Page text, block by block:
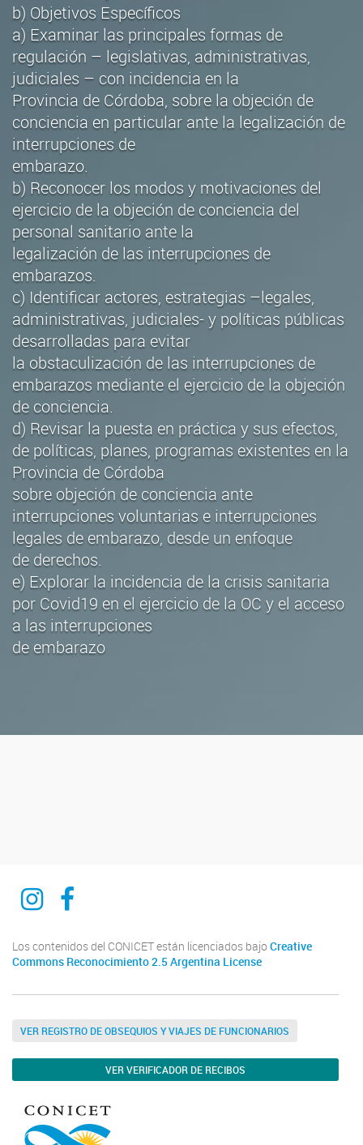
b) Objetivos Específicos
a) Examinar las principales formas de
regulación – legislativas, administrativas,
judiciales – con incidencia en la
Provincia de Córdoba, sobre la objeción de
conciencia en particular ante la legalización de
interrupciones de
embarazo.
b) Reconocer los modos y motivaciones del
ejercicio de la objeción de conciencia del
personal sanitario ante la
legalización de las interrupciones de
embarazos.
c) Identificar actores, estrategias –legales,
administrativas, judiciales- y políticas públicas
desarrolladas para evitar
la obstaculización de las interrupciones de
embarazos mediante el ejercicio de la objeción
de conciencia.
d) Revisar la puesta en práctica y sus efectos,
de políticas, planes, programas existentes en la
Provincia de Córdoba
sobre objeción de conciencia ante
interrupciones voluntarias e interrupciones
legales de embarazo, desde un enfoque
de derechos.
e) Explorar la incidencia de la crisis sanitaria
por Covid19 en el ejercicio de la OC y el acceso
a las interrupciones
de embarazo
Ciencia del derecho y del revesCiencia del derecho y del reves
Los contenidos del CONICET están licenciados bajo Creative
Commons Reconocimiento 2.5 Argentina License
VER REGISTRO DE OBSEQUIOS Y VIAJES DE FUNCIONARIOS
VER VERIFICADOR DE RECIBOS